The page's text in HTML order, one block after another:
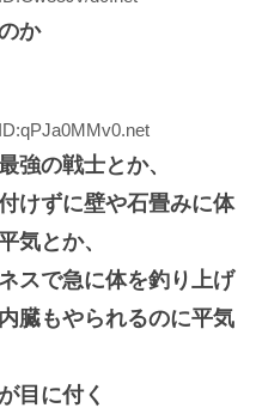
か
強の戦士とか、
けずに壁や石畳みに体
気とか、
スで急に体を釣り上げ
臓もやられるのに平気
目に付く